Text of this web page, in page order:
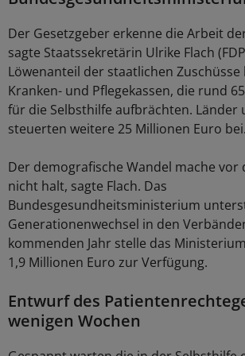
Der Gesetzgeber erkenne die Arbeit
sagte Staatssekretärin Ulrike Flach
Löwenanteil der staatlichen
Kranken- und Pflegekassen, die rund
für die Selbsthilfe aufbrächten. Länder
steuerten weitere 25 Millionen Euro bei.
Der demografische Wandel mache vor
nicht halt, sagte Flach. Das
Bundesgesundheitsministerium
Generationenwechsel in den
kommenden Jahr stelle das
1,9 Millionen Euro zur Verfügung.
Entwurf des
wenigen Wochen